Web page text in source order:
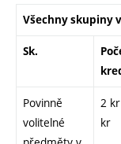
Všechny skupiny
Sk.
Povinně
volitelné
2
kr